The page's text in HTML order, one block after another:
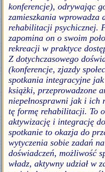
konferencje), odrywając
zamieszkania wprowadza
rehabilitacji psychicznej.
zapomina on o swoim
rekreacji w praktyce
Z dotychczasowego
(konferencje, zjazdy
spotkania integracyjne
książki, przeprowadzone
niepełnosprawni jak i ich
tę formę rehabilitacji. To
aktywizację i integrację
spotkanie to okazja do
wytyczenia sobie zadań
doświadczeń, możliwość
władz, aktywny udział w